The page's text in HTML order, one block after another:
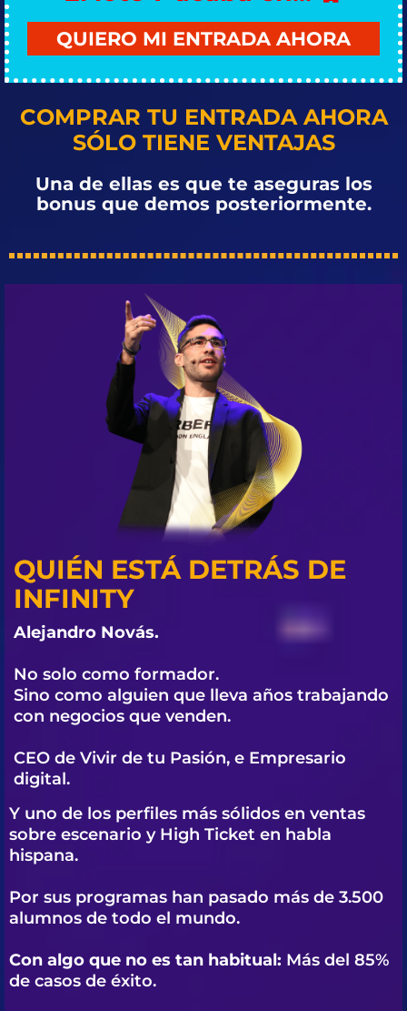
QUIERO MI ENTRADA AHORA
COMPRAR TU ENTRADA AHORA
SÓLO TIENE VENTAJAS
Una de ellas es que te aseguras los
bonus que demos posteriormente.
QUIÉN ESTÁ DETRÁS DE
INFINITY
Alejandro Novás.
No solo como formador.
Sino como alguien que lleva años trabajando
con negocios que venden.
CEO de Vivir de tu Pasión, e Empresario
digital.
Y uno de los perfiles más sólidos en ventas
sobre escenario y High Ticket en habla
hispana.
Por sus programas han pasado más de 3.500
alumnos de todo el mundo.
Con algo que no es tan habitual: Más del 85%
de casos de éxito.